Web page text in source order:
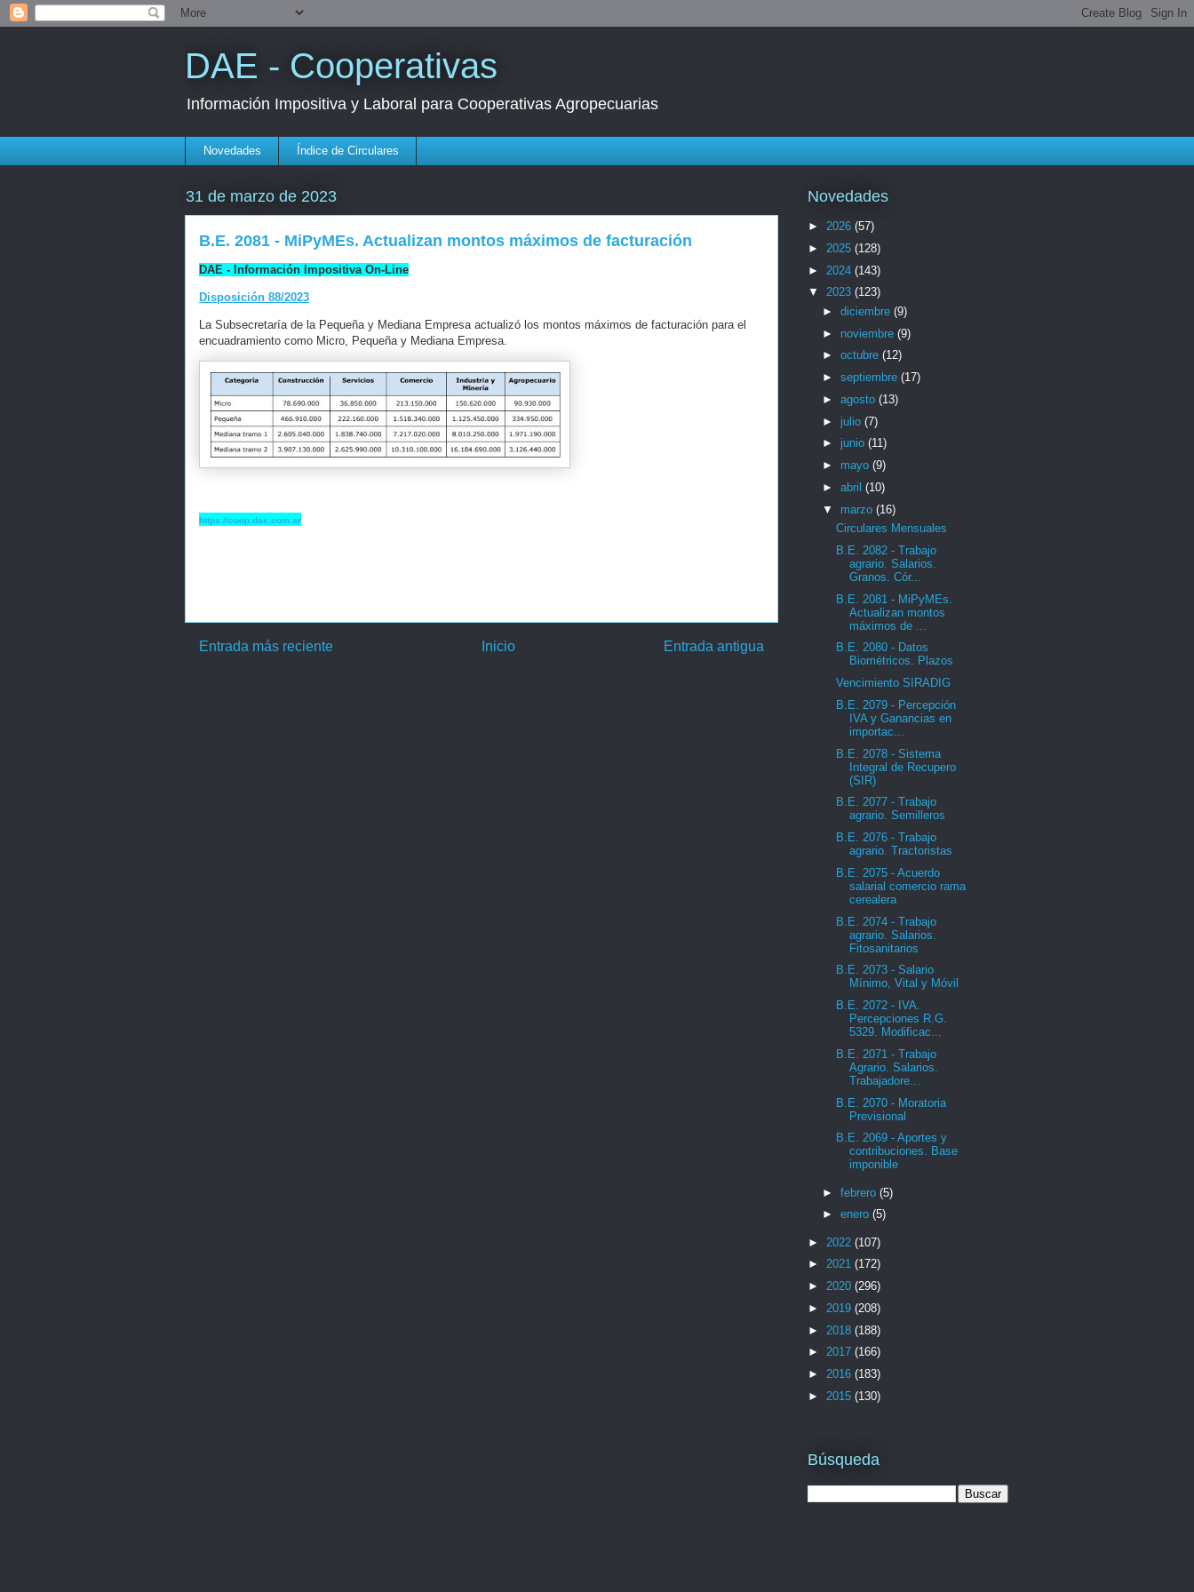
DAE - Cooperativas
Información Impositiva y Laboral para Cooperativas Agropecuarias
Novedades Índice de Circulares
31 de marzo de 2023
B.E. 2081 - MiPyMEs. Actualizan montos máximos de facturación
DAE - Información Impositiva On-Line
Disposición 88/2023
La Subsecretaría de la Pequeña y Mediana Empresa actualizó los montos máximos de facturación para el
encuadramiento como Micro, Pequeña y Mediana Empresa.
https://coop.dae.com.ar
Entrada más reciente Entrada antigua
Inicio
Novedades
► 2026 (57)
► 2025 (128)
► 2024 (143)
▼ 2023 (123)
► diciembre (9)
► noviembre (9)
► octubre (12)
► septiembre (17)
► agosto (13)
► julio (7)
► junio (11)
► mayo (9)
► abril (10)
▼ marzo (16)
Circulares Mensuales
B.E. 2082 - Trabajo
agrario. Salarios.
Granos. Cór...
B.E. 2081 - MiPyMEs.
Actualizan montos
máximos de ...
B.E. 2080 - Datos
Biométricos. Plazos
Vencimiento SIRADIG
B.E. 2079 - Percepción
IVA y Ganancias en
importac...
B.E. 2078 - Sistema
Integral de Recupero
(SIR)
B.E. 2077 - Trabajo
agrario. Semilleros
B.E. 2076 - Trabajo
agrario. Tractoristas
B.E. 2075 - Acuerdo
salarial comercio rama
cerealera
B.E. 2074 - Trabajo
agrario. Salarios.
Fitosanitarios
B.E. 2073 - Salario
Mínimo, Vital y Móvil
B.E. 2072 - IVA.
Percepciones R.G.
5329. Modificac...
B.E. 2071 - Trabajo
Agrario. Salarios.
Trabajadore...
B.E. 2070 - Moratoria
Previsional
B.E. 2069 - Aportes y
contribuciones. Base
imponible
► febrero (5)
► enero (5)
► 2022 (107)
► 2021 (172)
► 2020 (296)
► 2019 (208)
► 2018 (188)
► 2017 (166)
► 2016 (183)
► 2015 (130)
Búsqueda